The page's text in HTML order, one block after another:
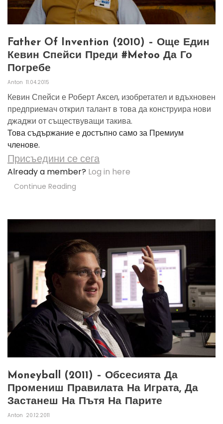
Father Of Invention (2010) – Още Един
Кевин Спейси Преди #metoo Да Го
Погребе
Anton 11.04.2015
Кевин Спейси е Роберт Аксел, изобретател и вдъхновен
предприемач открил талант в това да конструира нови
джаджи от съществуващи такива.
Това съдържание е достъпно само за Премиум
членове.
Присъедини се сега
Already a member? Log in here
Continue Reading
Moneyball (2011) – Обсесията Да
Промениш Правилата На Играта, Да
Застанеш На Пътя На Парите
Anton 20.12.2011